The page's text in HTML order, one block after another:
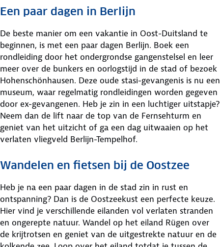
Een paar dagen in Berlijn
De beste manier om een vakantie in Oost-Duitsland te
beginnen, is met een paar dagen Berlijn. Boek een
rondleiding door het ondergrondse gangenstelsel en leer
meer over de bunkers en oorlogstijd in de stad of bezoek
Hohenschönhausen. Deze oude stasi-gevangenis is nu een
museum, waar regelmatig rondleidingen worden gegeven
door ex-gevangenen. Heb je zin in een luchtiger uitstapje?
Neem dan de lift naar de top van de Fernsehturm en
geniet van het uitzicht of ga een dag uitwaaien op het
verlaten vliegveld Berlijn-Tempelhof.
Wandelen en fietsen bij de Oostzee
Heb je na een paar dagen in de stad zin in rust en
ontspanning? Dan is de Oostzeekust een perfecte keuze.
Hier vind je verschillende eilanden vol verlaten stranden
en ongerepte natuur. Wandel op het eiland Rügen over
de krijtrotsen en geniet van de uitgestrekte natuur en de